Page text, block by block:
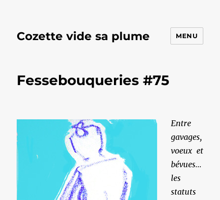
Cozette vide sa plume MENU
Fessebouqueries #75
Entre
gavages,
voeux et
bévues…
les
statuts